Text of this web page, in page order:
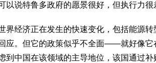
说特鲁多政府的愿景很好，但执行力很
经济正在发生的快速变化，包括能源转
应。但它的政策似乎不全面——就好像它
到中国在该领域的主导地位，该国通过